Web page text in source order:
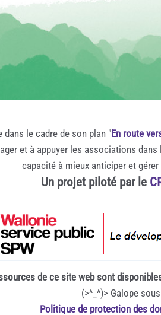
le cadre de son plan "En route
et à appuyer les associations
capacité à mieux anticiper et
Un projet piloté par le
de ce site web sont
(>^_^)> Galope sous
Politique de protection des